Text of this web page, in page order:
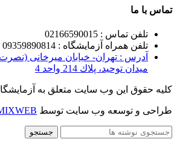
تماس با ما
تلفن تماس : 02166590015
تلفن همراه آزمایشگاه : 09359890814
آدرس : تهران- خيابان ميرخانی
ميدان توحيد، پلاك 214 واحد 4
کلیه حقوق این وب سایت متعلق به
طراحی و توسعه وب سایت توسط
جستجو